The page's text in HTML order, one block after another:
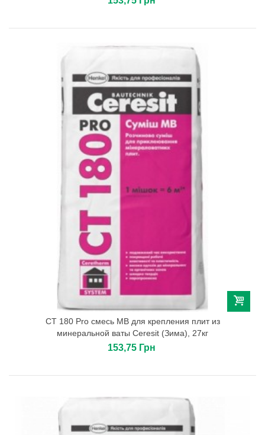
СТ 180 Pro смесь МВ для крепления плит из
минеральной ваты Сeresit (Зима), 27кг
153,75 Грн